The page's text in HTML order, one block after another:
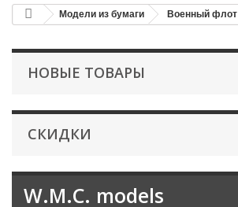
Модели из бумаги Военный флот
НОВЫЕ ТОВАРЫ
СКИДКИ
W.M.C. models